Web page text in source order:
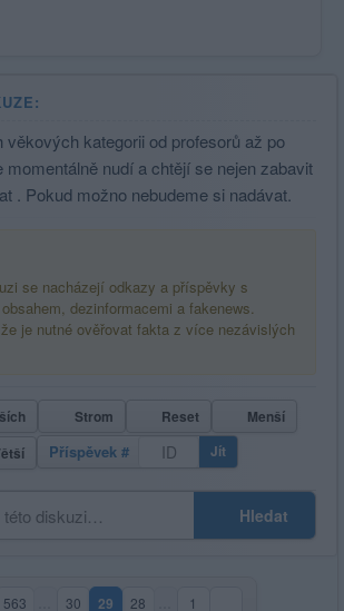
věkových kategorii od profesorů až po
momentálně nudí a chtějí se nejen zabavit
. Pokud možno nebudeme si nadávat.
se nacházejí odkazy a příspěvky s
dezinformacemi a fakenews.
je nutné ověřovat fakta z více nezávislých
Strom Reset
Menší
Příspěvek # Jít
Hledat
563 30 29 28 1